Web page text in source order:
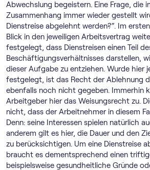
Abwechslung begeistern. Eine Frage, die
Zusammenhang immer wieder gestellt
Dienstreise abgelehnt werden?“. Im
Blick in den jeweiligen Arbeitsvertrag
festgelegt, dass Dienstreisen einen Teil
Beschäftigungsverhältnisses darstellen,
dieser Aufgabe zu entziehen. Wurde hier
festgelegt, ist das Recht der Ablehnung
ebenfalls noch nicht gegeben. Immerhin
Arbeitgeber hier das Weisungsrecht zu.
nicht, dass der Arbeitnehmer in diesem
Denn: seine Interessen spielen natürlich
anderem gilt es hier, die Dauer und den
zu berücksichtigen. Um eine Dienstreise
braucht es dementsprechend einen
beispielsweise gesundheitliche Gründe